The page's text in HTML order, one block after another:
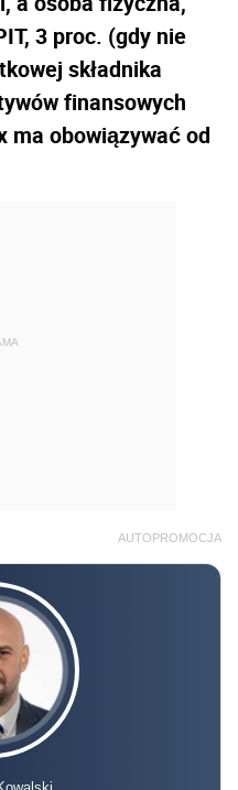
3 proc. (gdy nie
składnika
finansowych
ma obowiązywać od
AUTOPROMOCJA